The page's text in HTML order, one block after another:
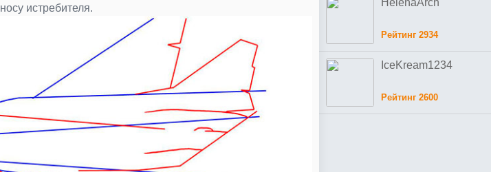
носу истребителя.
HelenaArch
Рейтинг 2934
IceKream1234
Рейтинг 2600